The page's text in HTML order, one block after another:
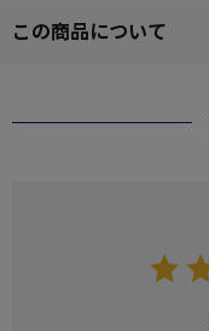
この商品について